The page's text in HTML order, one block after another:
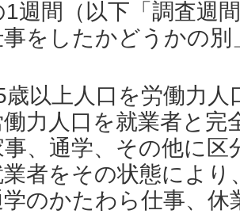
1週間（以下「調査週
したかどうかの別
人口を労働力人口
口を就業者と完全
事、通学、その他に区
その状態により、
のかたわら仕事、休